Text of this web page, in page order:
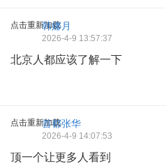
点击重新加载
韩娜月
2026-4-9 13:57:37
北京人都应该了解一下
点击重新加载首都张华
2026-4-9 14:07:53
顶一个让更多人看到